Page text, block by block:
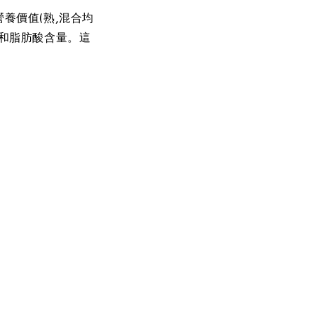
價值(熟,混合均
脂肪酸含量。這